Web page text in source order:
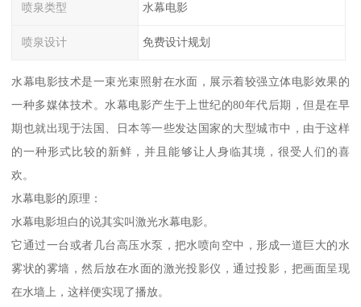
喷泉类型 水幕电影
喷泉设计 免费设计规划
水幕电影技术是一束光束照射在水面，展示着较强立体电影效果的
一种多媒体技术。水幕电影产生于上世纪的80年代后期，但是在早
期也就出现于法国、日本等一些发达国家的大型城市中，由于这样
的一种形式比较的新鲜，并且能够让人身临其境，很受人们的喜
欢。
水幕电影的原理：
水幕电影坦白的说其实叫激光水幕电影。
它通过一台或者几台高压水泵，把水喷向空中，形成一道巨大的水
雾状的雾墙，然后放在水面的激光投影仪，通过投影，把画面呈现
在水墙上，这样便实现了播放。